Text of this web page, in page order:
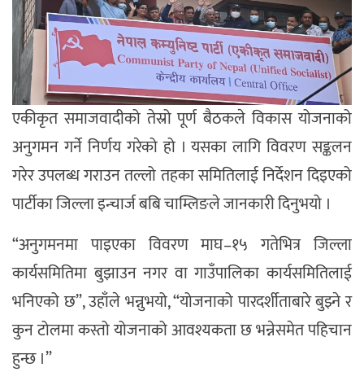
एकीकृत समाजवादीको तेस्रो पूर्ण बैठकले विकास योजनाको
अनुगमन गर्ने निर्णय गरेको हो । यसका लागि विवरण सङ्कलन
गरेर उपलब्ध गराउन तल्लो तहका समितिलाई निर्देशन दिइएको
पार्टीका जिल्ला इन्चार्ज बबि चाम्लिङले जानकारी दिनुभयो ।
“अनुगमनमा पाइएका विवरण माघ–१५ गतेभित्र जिल्ला
कार्यसमितिमा बुझाउन नगर वा गाउँपालिका कार्यसमितिलाई
भनिएको छ”, उहाँले भन्नुभयो, “योजनाको पारदर्शीताबारे बुझ्ने र
कुन टोलमा कस्तो योजनाको आवश्यकता छ भन्नेसमेत पहिचान
हुन्छ ।”